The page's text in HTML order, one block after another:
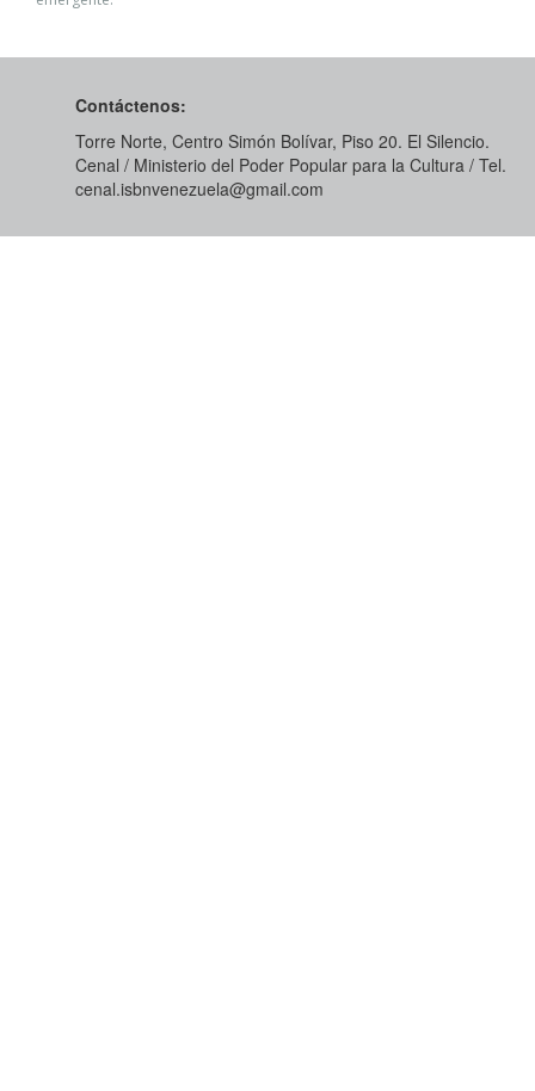
Contáctenos:
Torre Norte, Centro Simón Bolívar, Piso 20. El Silencio.
Cenal / Ministerio del Poder Popular para la Cultura / Tel.
cenal.isbnvenezuela@gmail.com